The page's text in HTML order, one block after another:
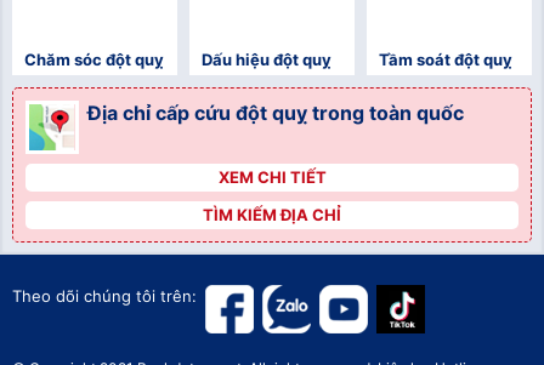
">
Chăm sóc đột quỵ
">
Dấu hiệu đột quỵ
">
Tầm soát đột quỵ
Địa chỉ cấp cứu đột quỵ trong toàn quốc
XEM CHI TIẾT
TÌM KIẾM ĐỊA CHỈ
Theo dõi chúng tôi trên: